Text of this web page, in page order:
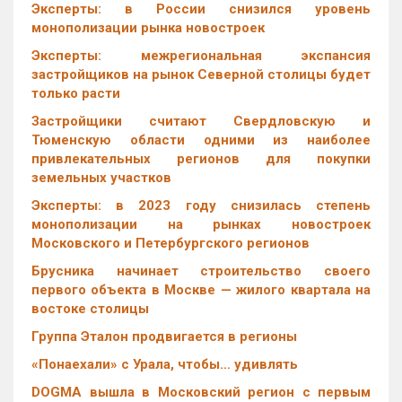
Эксперты: в России снизился уровень
монополизации рынка новостроек
Эксперты: межрегиональная экспансия
застройщиков на рынок Северной столицы будет
только расти
Застройщики считают Свердловскую и
Тюменскую области одними из наиболее
привлекательных регионов для покупки
земельных участков
Эксперты: в 2023 году снизилась степень
монополизации на рынках новостроек
Московского и Петербургского регионов
Брусника начинает строительство своего
первого объекта в Москве — жилого квартала на
востоке столицы
Группа Эталон продвигается в регионы
«Понаехали» с Урала, чтобы… удивлять
DOGMA вышла в Московский регион с первым